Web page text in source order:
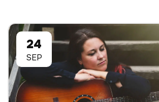
24
SEP